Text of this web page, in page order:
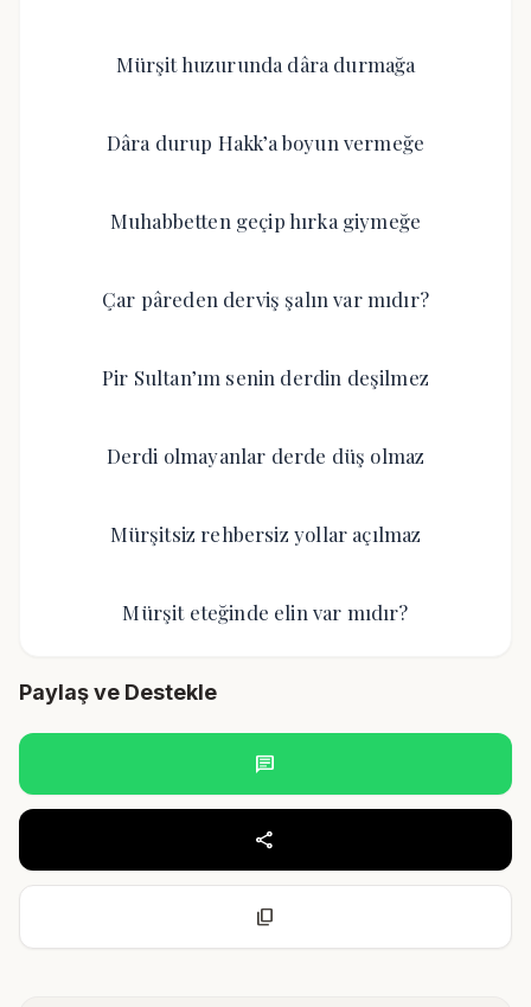
Mürşit huzurunda dâra durmağa
Dâra durup Hakk’a boyun vermeğe
Muhabbetten geçip hırka giymeğe
Çar pâreden derviş şalın var mıdır?
Pir Sultan’ım senin derdin deşilmez
Derdi olmayanlar derde düş olmaz
Mürşitsiz rehbersiz yollar açılmaz
Mürşit eteğinde elin var mıdır?
Paylaş ve Destekle
chat
share
content_copy